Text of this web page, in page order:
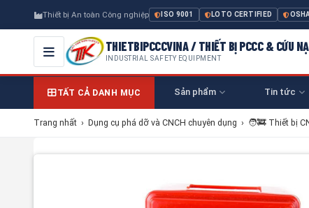
Thiết bị An toàn Công nghiệp ISO 9001 LOTO CERTIFIED
THIETBIPCCCVINA / THIẾT BỊ PCCC & CỨU
INDUSTRIAL SAFETY EQUIPMENT
TẤT CẢ DANH MỤC Sản phẩm Tin tức
Trang nhất › Dụng cụ phá dỡ và CNCH chuyên dụng › 🧑‍🚒 Thiết bị